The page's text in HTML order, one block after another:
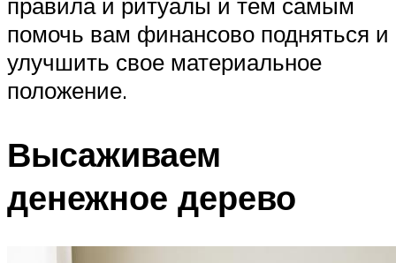
помочь вам финансово подняться и
улучшить свое материальное
положение.
Высаживаем
денежное дерево